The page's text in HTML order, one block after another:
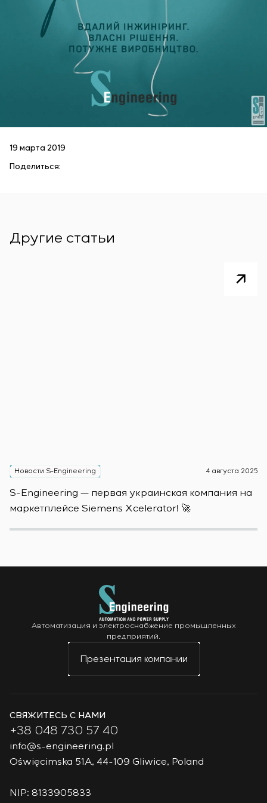
19 марта 2019
Поделиться:
Другие статьи
Новости S-Engineering 4 августа 2025
S-Engineering — первая украинская компания на
маркетплейсе Siemens Xcelerator! 🚀
Автоматизация и электроснабжение промышленных
предприятий.
Презентация компании
СВЯЖИТЕСЬ С НАМИ
+38 048 730 57 40
info@s-engineering.pl
Oświęcimska 51A, 44-109 Gliwice, Poland
NIP: 8133905833